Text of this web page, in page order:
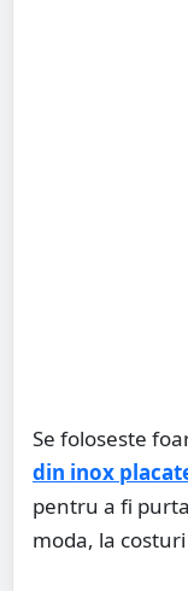
Se foloseste
din inox
pentru a fi
moda, la